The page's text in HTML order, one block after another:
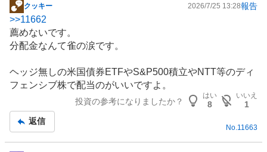
掲
示
板
記
クッキー 2026/7/25 13:28報告
>>11662
薦めないです。
分配金なんて雀の涙です。
ヘッジ無しの米国債券ETFやS&P500積立やNTT等のディ
フェンシブ株で配当のがいいですよ。
投資の参考になりましたか？
はい
8
いいえ
1
返信
No. 11663